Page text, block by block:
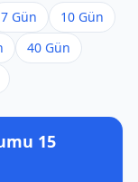
7 Gün
10 Gün
40 Gün
15